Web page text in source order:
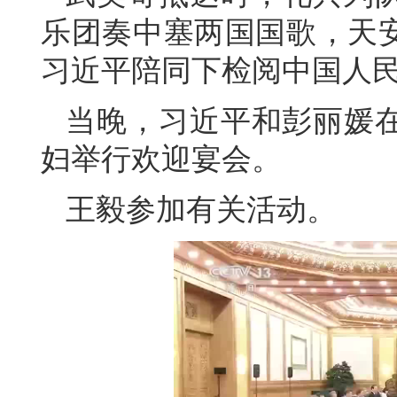
乐团奏中塞两国国歌，天
习近平陪同下检阅中国人
当晚，习近平和彭丽媛
妇举行欢迎宴会。
王毅参加有关活动。